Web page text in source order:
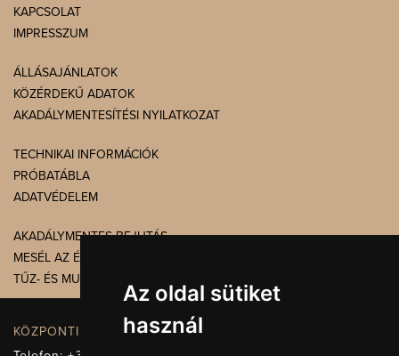
Az oldal sütiket
használ
KAPCSOLAT
IMPRESSZUM
ÁLLÁSAJÁNLATOK
KÖZÉRDEKŰ ADATOK
AKADÁLYMENTESÍTÉSI NYILATKOZAT
TECHNIKAI INFORMÁCIÓK
PRÓBATÁBLA
ADATVÉDELEM
AKADÁLYMENTES BEJUTÁS
MESÉL AZ ÉPÜLET
TŰZ- ÉS MUNKAVÉDELEM
KÖZPONTI ELÉRHETŐSÉG, TELEFONKÖZPONT